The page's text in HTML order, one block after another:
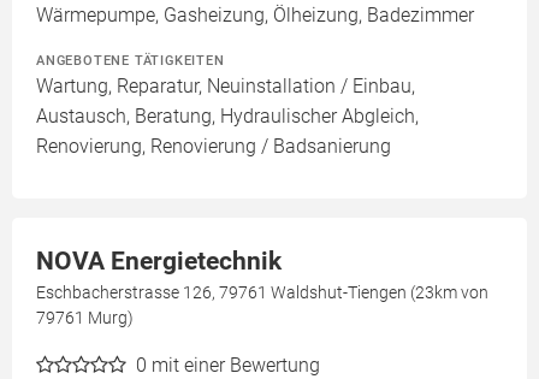
Wärmepumpe, Gasheizung, Ölheizung, Badezimmer
ANGEBOTENE TÄTIGKEITEN
Wartung, Reparatur, Neuinstallation / Einbau,
Austausch, Beratung, Hydraulischer Abgleich,
Renovierung, Renovierung / Badsanierung
NOVA Energietechnik
Eschbacherstrasse 126, 79761 Waldshut-Tiengen (23km von
79761 Murg)
0 mit einer Bewertung